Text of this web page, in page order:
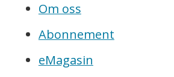
Om oss
Abonnement
eMagasin